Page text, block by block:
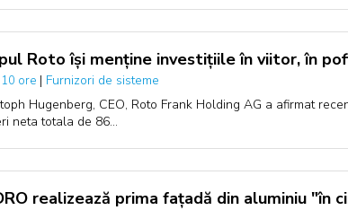
Roto își menține investițiile în viitor, în
ore | Furnizori de sisteme
Hugenberg, CEO, Roto Frank Holding AG a afirmat
neta totala de 86…
realizează prima fațadă din aluminiu "în